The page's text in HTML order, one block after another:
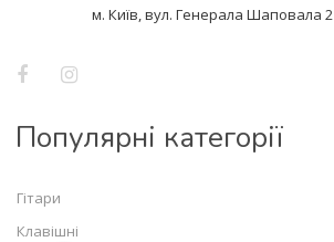
м. Київ, вул. Генерала Шаповала 2
Популярні категорії
Гітари
Клавішні